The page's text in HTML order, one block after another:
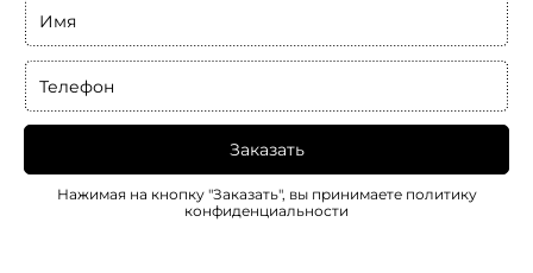
Имя
Телефон
Заказать
Нажимая на кнопку "Заказать", вы принимаете политику
конфиденциальности